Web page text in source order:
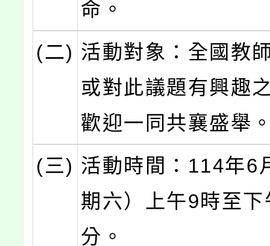
命。
(二) 活動對象：全國教
或對此議題有興趣
歡迎一同共襄盛舉
(三) 活動時間：114年6
期六）上午9時至
分。